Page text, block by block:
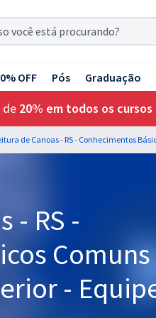
OFF Pós Graduação
de 20% em todos os cursos
- RS -
Comuns
-